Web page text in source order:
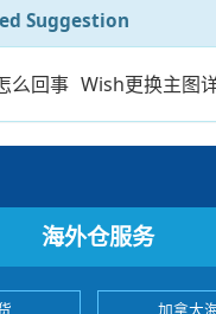
Suggestion
么回事 Wish更换主图
海外仓服务
加拿大